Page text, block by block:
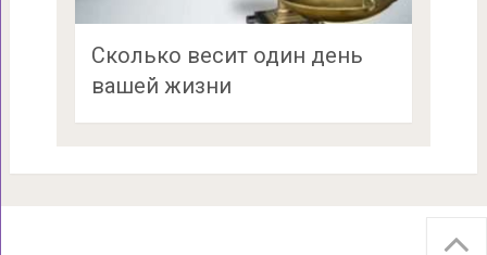
Сколько весит один день
вашей жизни